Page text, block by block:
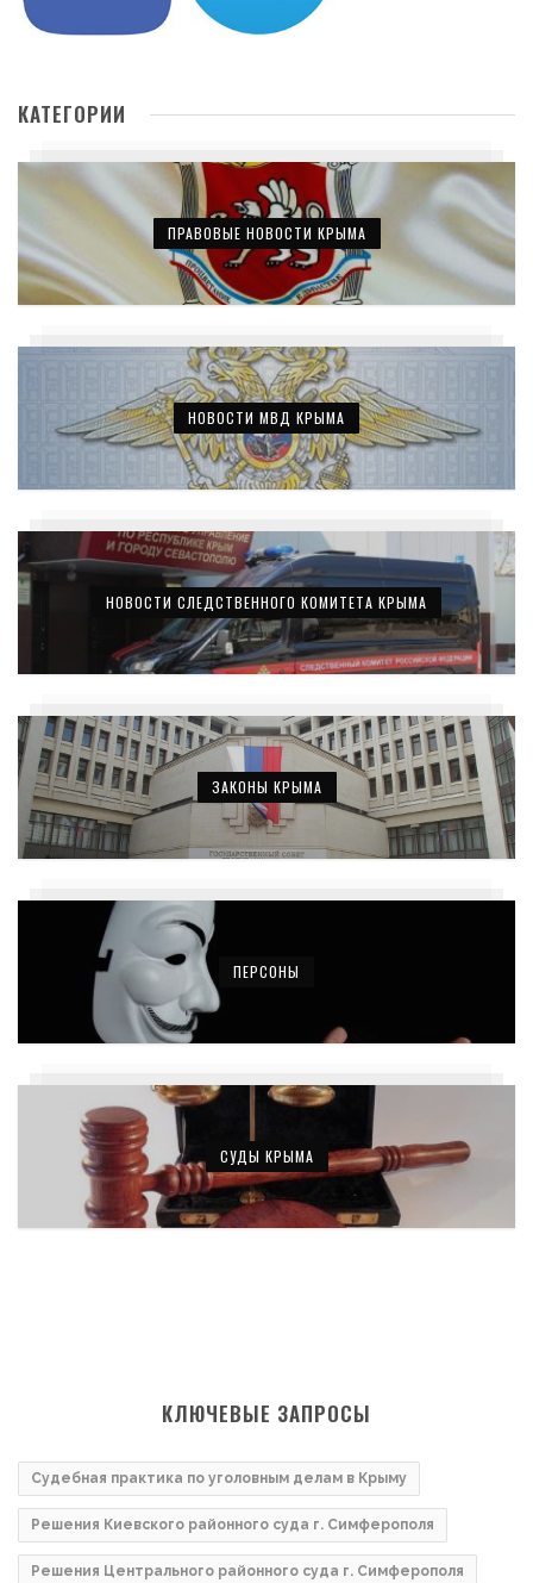
КАТЕГОРИИ
ПРАВОВЫЕ НОВОСТИ КРЫМА
НОВОСТИ МВД КРЫМА
НОВОСТИ СЛЕДСТВЕННОГО КОМИТЕТА КРЫМА
ЗАКОНЫ КРЫМА
ПЕРСОНЫ
СУДЫ КРЫМА
КЛЮЧЕВЫЕ ЗАПРОСЫ
Судебная практика по уголовным делам в Крыму
Решения Киевского районного суда г. Симферополя
Решения Центрального районного суда г. Симферополя